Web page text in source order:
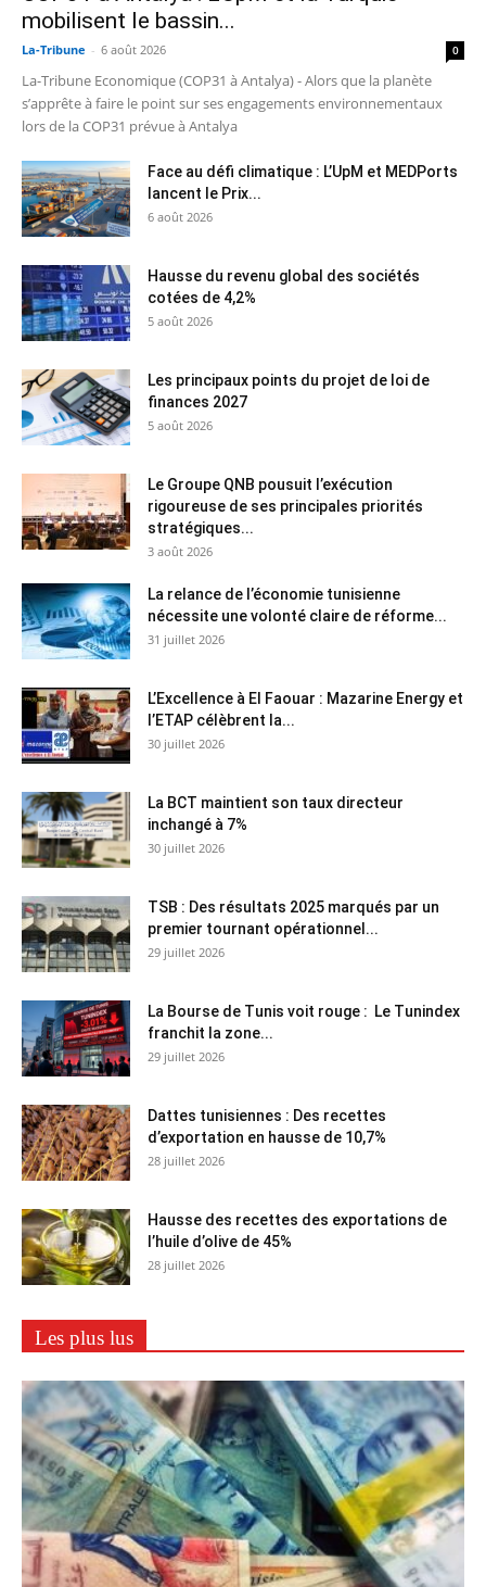
mobilisent le bassin...
La-Tribune - 6 août 2026 0
La-Tribune Economique (COP31 à Antalya) - Alors que la planète
s’apprête à faire le point sur ses engagements environnementaux
lors de la COP31 prévue à Antalya
Face au défi climatique : L’UpM et MEDPorts
lancent le Prix...
6 août 2026
Hausse du revenu global des sociétés
cotées de 4,2%
5 août 2026
Les principaux points du projet de loi de
finances 2027
5 août 2026
Le Groupe QNB pousuit l’exécution
rigoureuse de ses principales priorités
stratégiques...
3 août 2026
La relance de l’économie tunisienne
nécessite une volonté claire de réforme...
31 juillet 2026
L’Excellence à El Faouar : Mazarine Energy et
l’ETAP célèbrent la...
30 juillet 2026
La BCT maintient son taux directeur
inchangé à 7%
30 juillet 2026
TSB : Des résultats 2025 marqués par un
premier tournant opérationnel...
29 juillet 2026
La Bourse de Tunis voit rouge : Le Tunindex
franchit la zone...
29 juillet 2026
Dattes tunisiennes : Des recettes
d’exportation en hausse de 10,7%
28 juillet 2026
Hausse des recettes des exportations de
l’huile d’olive de 45%
28 juillet 2026
Les plus lus